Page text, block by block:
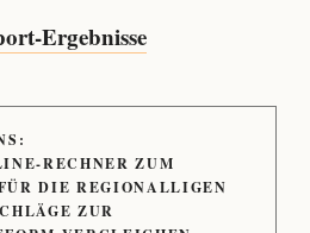
Ergebnisse
RECHNER ZUM
DIE REGIONALLIGEN
ZUR